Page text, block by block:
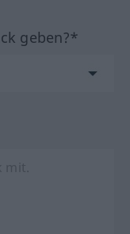
geben?*